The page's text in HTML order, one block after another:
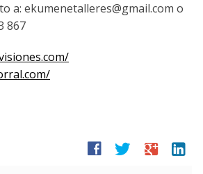
a: ekumenetalleres@gmail.com o
867
facebook twitter google linkedin